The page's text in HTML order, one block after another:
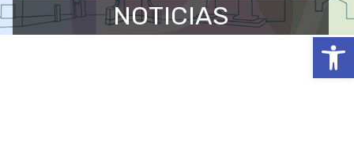
Abrir
NOTICIAS